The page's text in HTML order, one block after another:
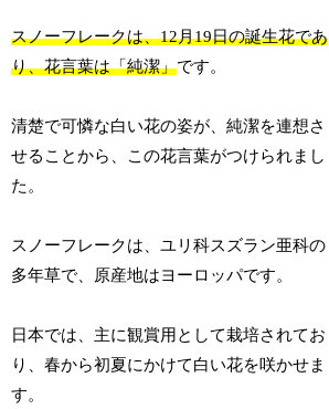
スノーフレークは、12月19日の誕生花であ
り、花言葉は「純潔」です。
清楚で可憐な白い花の姿が、純潔を連想さ
せることから、この花言葉がつけられまし
た。
スノーフレークは、ユリ科スズラン亜科の
多年草で、原産地はヨーロッパです。
日本では、主に観賞用として栽培されてお
り、春から初夏にかけて白い花を咲かせま
す。